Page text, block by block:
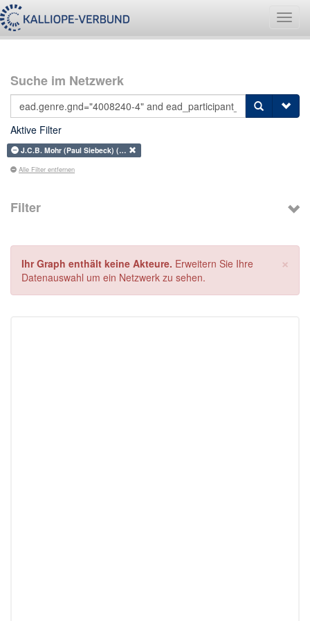
Suche im Netzwerk
Aktive Filter
J.C.B. Mohr (Paul Siebeck) (…
Alle Filter entfernen
Filter
×
Ihr Graph enthält keine Akteure. Erweitern Sie Ihre
Datenauswahl um ein Netzwerk zu sehen.